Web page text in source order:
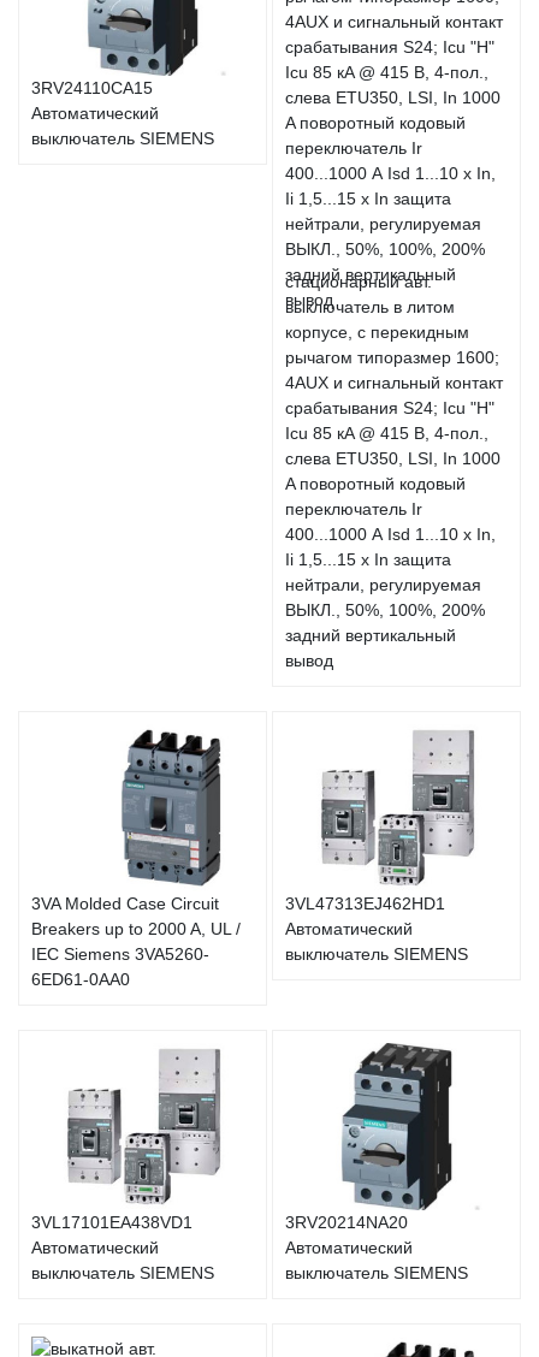
3RV24110CA15
Автоматический
выключатель SIEMENS
стационарный авт.
выключатель в литом
корпусе, с перекидным
рычагом типоразмер 1600;
4AUX и сигнальный контакт
срабатывания S24; Icu "H"
Icu 85 кA @ 415 В, 4-пол.,
слева ETU350, LSI, In 1000
A поворотный кодовый
переключатель Ir
400...1000 А Isd 1...10 x In,
Ii 1,5...15 x In защита
нейтрали, регулируемая
ВЫКЛ., 50%, 100%, 200%
задний вертикальный
вывод
3VA Molded Case Circuit
Breakers up to 2000 A, UL /
IEC Siemens 3VA5260-
6ED61-0AA0
3VL47313EJ462HD1
Автоматический
выключатель SIEMENS
3VL17101EA438VD1
Автоматический
выключатель SIEMENS
3RV20214NA20
Автоматический
выключатель SIEMENS